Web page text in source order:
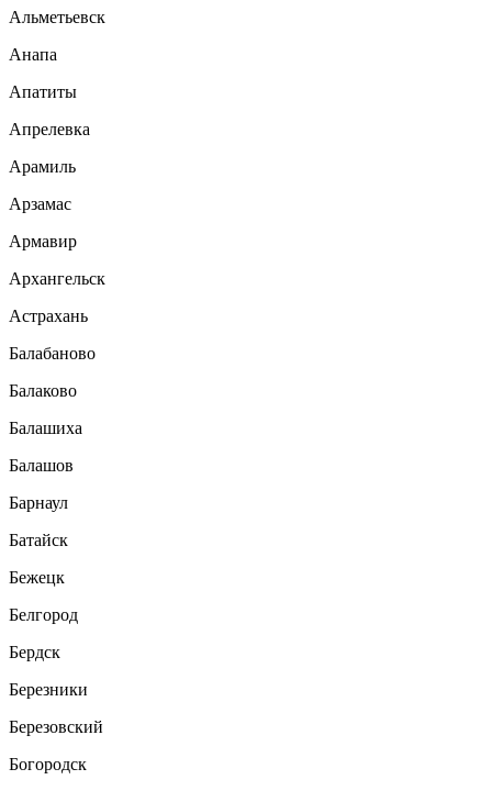
Альметьевск
Анапа
Апатиты
Апрелевка
Арамиль
Арзамас
Армавир
Архангельск
Астрахань
Балабаново
Балаково
Балашиха
Балашов
Барнаул
Батайск
Бежецк
Белгород
Бердск
Березники
Березовский
Богородск